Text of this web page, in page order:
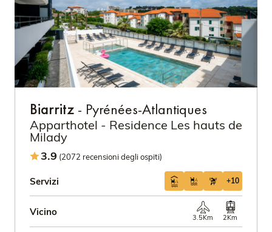
Biarritz - Pyrénées-Atlantiques
Apparthotel - Residence Les hauts de
Milady
3.9 (2072 recensioni degli ospiti)
Servizi +10
Vicino
3.5Km 2Km